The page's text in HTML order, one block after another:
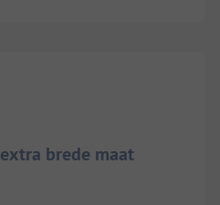
brede maat